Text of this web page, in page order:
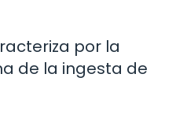
por la
de la ingesta de